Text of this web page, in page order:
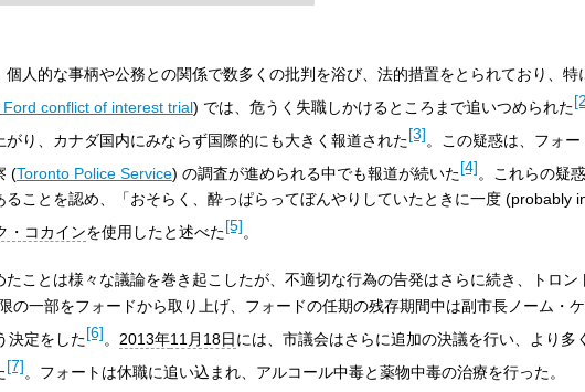
人的な事柄や公務との関係で数多くの批判を浴び、法的措置をとられており、特
Ford conflict of interest trial) では、危うく失職しかけるところまで追いつめられた
がり、カナダ国内にみならず国際的にも大きく報道された[3]。この疑惑は、フォ
(Toronto Police Service) の調査が進められる中でも報道が続いた[4]。これらの疑
ることを認め、「おそらく、酔っぱらってぼんやりしていたときに一度 (probably
・コカインを使用したと述べた[5]。
たことは様々な議論を巻き起こしたが、不適切な行為の告発はさらに続き、トロン
の一部をフォードから取り上げ、フォードの任期の残存期間中は副市長ノーム・
決定をした[6]。 2013年11月18日には、市議会はさらに追加の決議を行い、より多
[7]。フォートは休職に追い込まれ、アルコール中毒と薬物中毒の治療を行った。